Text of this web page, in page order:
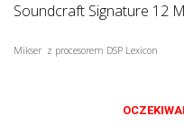
Soundcraft Signature 12
Mikser z procesorem DSP Lexicon